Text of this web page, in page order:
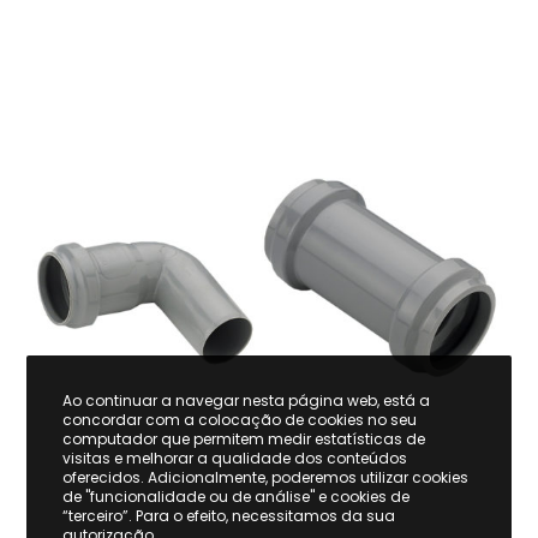
Ao continuar a navegar nesta página web, está a
concordar com a colocação de cookies no seu
computador que permitem medir estatísticas de
visitas e melhorar a qualidade dos conteúdos
oferecidos. Adicionalmente, poderemos utilizar cookies
de "funcionalidade ou de análise" e cookies de
“terceiro”. Para o efeito, necessitamos da sua